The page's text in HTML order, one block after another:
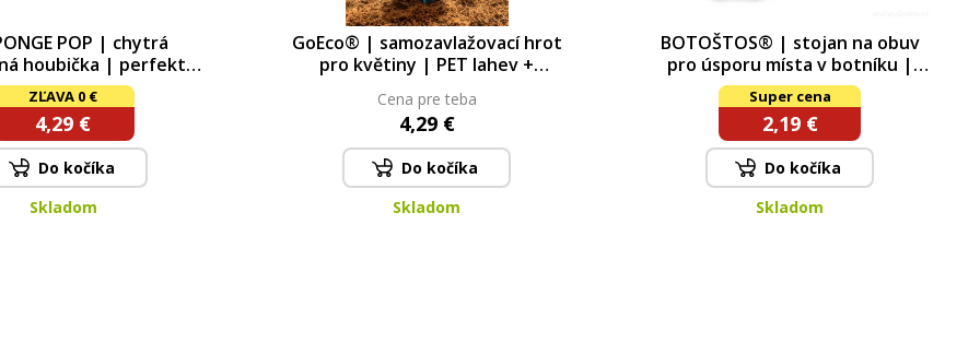
POP | chytrá
houbička | perfektně
prach, extra savá |
zelená
ZĽAVA 0 €
4,29 €
Do kočíka
Skladom
GoEco® | samozavlažovací hrot
pro květiny | PET lahev +
Cena pre teba
4,29 €
Do kočíka
Skladom
BOTOŠTOS® | stojan na obuv
pro úsporu místa v botníku |
proti­skluzový plastový organizér
bílý
Super cena
2,19 €
Do kočíka
Skladom